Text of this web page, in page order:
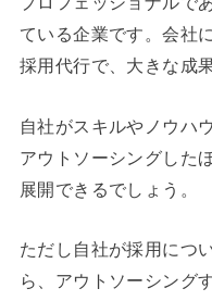
ている企業です。会社
採用代行で、大きな成
自社がスキルやノウハ
アウトソーシングした
展開できるでしょう。
ただし自社が採用につ
ら、アウトソーシング